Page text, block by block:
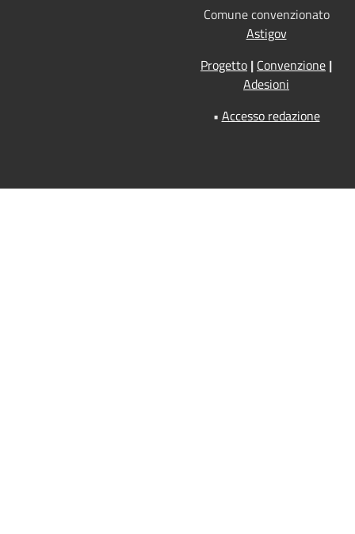
Comune convenzionato
Astigov
Progetto | Convenzione |
Adesioni
• Accesso redazione